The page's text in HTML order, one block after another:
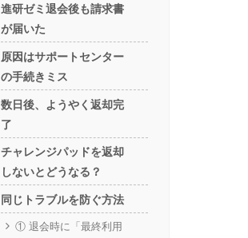
進研ゼミ退会後も請求書
が届いた
原因はサポートセンター
の手続きミス
数日後、ようやく返却完
了
チャレンジパッドを返却
しないとどうなる？
同じトラブルを防ぐ方法
① 退会時に「最終利用